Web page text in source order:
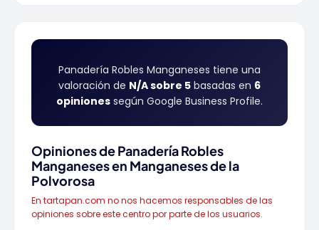
Panadería Robles Manganeses tiene una
valoración de N/A sobre 5 basadas en 6
opiniones según Google Business Profile.
Opiniones de Panadería Robles
Manganeses en Manganeses de la
Polvorosa
En tartapan.com no nos hacemos responsables de las
opiniones sobre este centro por parte de los usuarios.